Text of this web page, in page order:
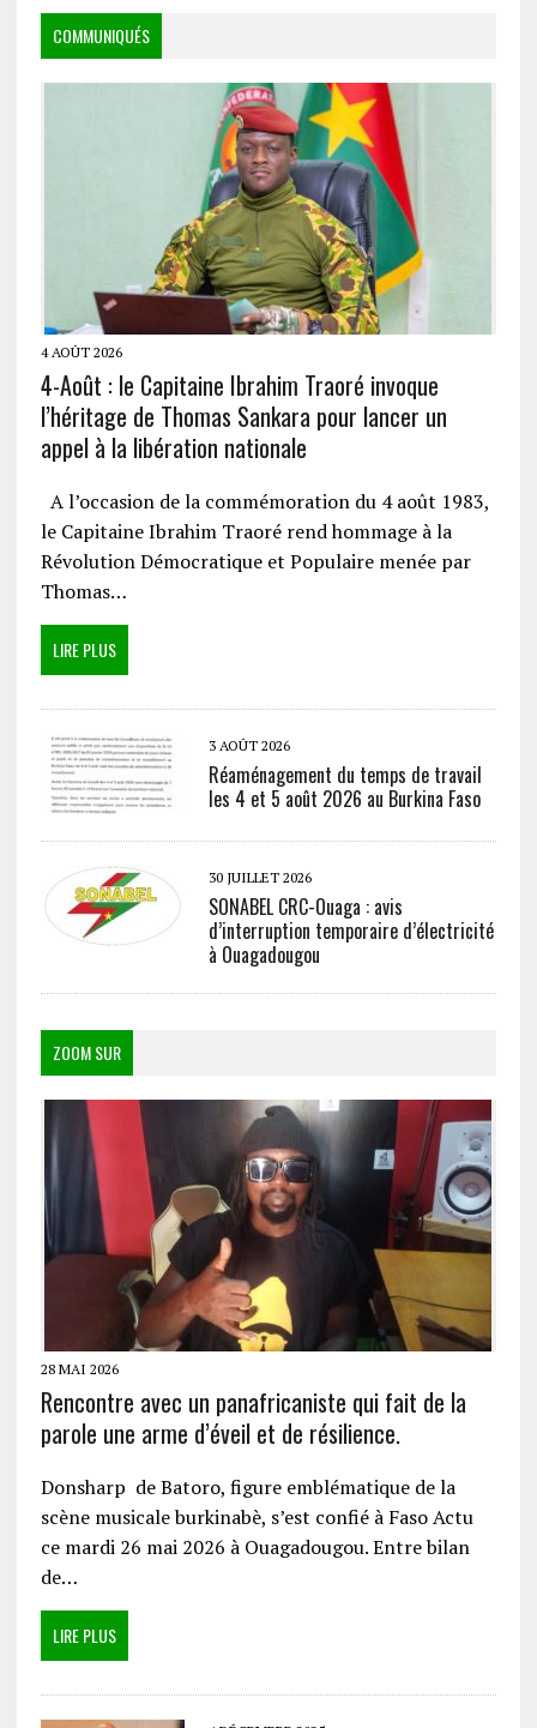
COMMUNIQUÉS
4 AOÛT 2026
4-Août : le Capitaine Ibrahim Traoré invoque
l’héritage de Thomas Sankara pour lancer un
appel à la libération nationale
A l’occasion de la commémoration du 4 août 1983,
le Capitaine Ibrahim Traoré rend hommage à la
Révolution Démocratique et Populaire menée par
Thomas…
LIRE PLUS
3 AOÛT 2026
Réaménagement du temps de travail
les 4 et 5 août 2026 au Burkina Faso
30 JUILLET 2026
SONABEL CRC-Ouaga : avis
d’interruption temporaire d’électricité
à Ouagadougou
ZOOM SUR
28 MAI 2026
Rencontre avec un panafricaniste qui fait de la
parole une arme d’éveil et de résilience.
Donsharp de Batoro, figure emblématique de la
scène musicale burkinabè, s’est confié à Faso Actu
ce mardi 26 mai 2026 à Ouagadougou. Entre bilan
de…
LIRE PLUS